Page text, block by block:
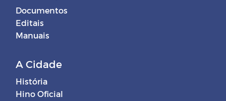
Documentos
Editais
Manuais
A Cidade
História
Hino Oficial